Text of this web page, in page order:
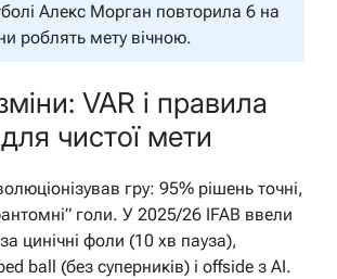
Алекс Морган повторила 6 на
роблять мету вічною.
VAR і правила
чистої мети
гру: 95% рішень точні,
голи. У 2025/26 IFAB ввели
за цинічні фоли (10 хв пауза),
ball (без суперників) і offside з AI.